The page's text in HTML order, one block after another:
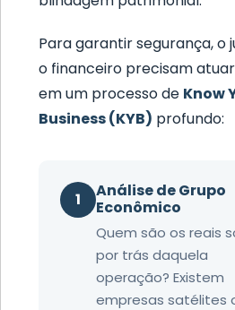
Para garantir segurança, o
o financeiro precisam
em um processo de Know
Business (KYB) profundo:
1
Análise de Grupo
Econômico
Quem são os reais
por trás daquela
operação? Existem
empresas satélites